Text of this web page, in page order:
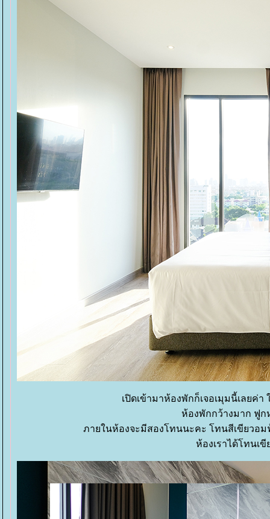
เปิดเข้ามาห้องพักก็เจอเมุมนี้เลยค่
ห้องพักกว้างมาก ฟู
ภายในห้องจะมีสองโทนนะคะ โทนสีเขียวอ
ห้องเราได้โทนเ